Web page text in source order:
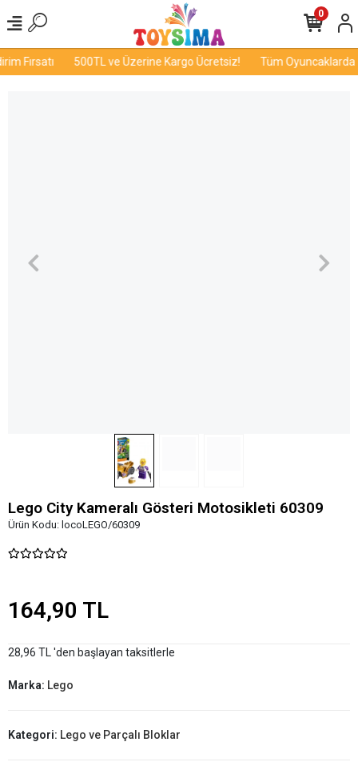
Fırsatı 500TL ve Üzerine Kargo Ücretsiz! Tüm Oyuncaklarda
0
Lego City Kameralı Gösteri Motosikleti 60309
Ürün Kodu: locoLEGO/60309
164,90 TL
28,96 TL 'den başlayan taksitlerle
Marka: Lego
Kategori: Lego ve Parçalı Bloklar